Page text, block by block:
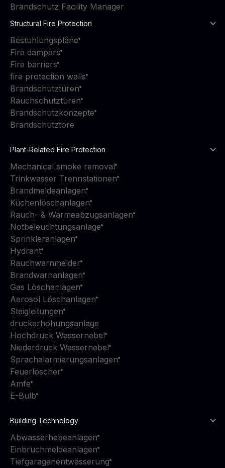
Brandschutz Facility Manager
Structural Fire Protection
Bestuhlungspläne
Fire dampers
Fire barriers
fire protection walls
Brandschutztüren
Rauchschutztüren
Brandschutzkonzepte
Brandschutztore
Plant-Related Fire Protection
Mechanical smoke removal
Trinkwasser Trennstationen
Brandmeldeanlagen
Küchenlöschanlagen
Rauch- & Wärmeabzugsanlagen
Notbeleuchtungsanlage
Sprinkleranlagen
Hydrant
Rauchwarnmelder
Brandwarnanlagen
Gas Löschanlagen
Aerosol Löschanlagen
Steigleitungen
druckerhohungsanlage
Hochdruck Wassernebel
Niederdruck Wassernebel
Sprachalarmierungsanlagen
Feuerlöscher
Amfe
E-Bulb
Building Technology
Abwasserhebeanlagen
Einbruchmeldeanlagen
Tiefgaragenentwässerung